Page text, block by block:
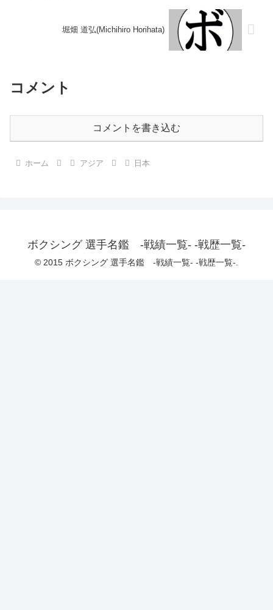
堀畑 道弘(Michihiro Horihata)
コメント
コメントを書き込む
ホーム アジア 日本
ボクシング 選手名鑑 -戦績一覧- -戦歴一覧-
© 2015 ボクシング 選手名鑑 -戦績一覧- -戦歴一覧-.